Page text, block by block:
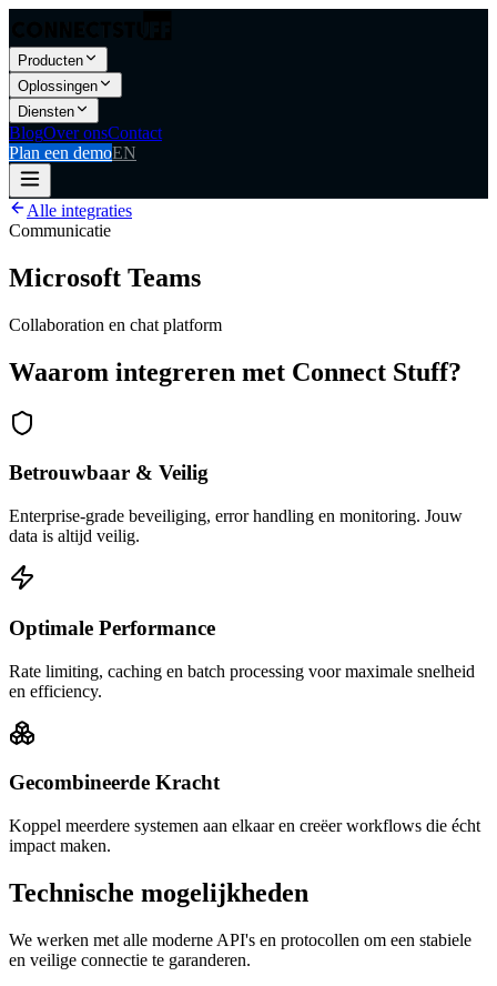
Producten
Oplossingen
Diensten
BlogOver onsContact
Plan een demoEN
Alle integraties
Communicatie
Microsoft Teams
Collaboration en chat platform
Waarom integreren met Connect Stuff?
Betrouwbaar & Veilig
Enterprise-grade beveiliging, error handling en monitoring. Jouw
data is altijd veilig.
Optimale Performance
Rate limiting, caching en batch processing voor maximale snelheid
en efficiency.
Gecombineerde Kracht
Koppel meerdere systemen aan elkaar en creëer workflows die écht
impact maken.
Technische mogelijkheden
We werken met alle moderne API's en protocollen om een stabiele
en veilige connectie te garanderen.